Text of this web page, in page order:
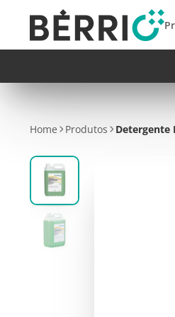
Home Produtos Detergente